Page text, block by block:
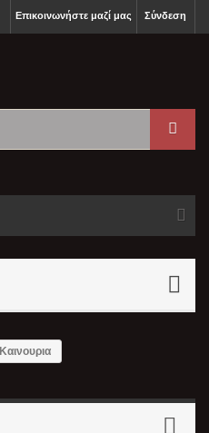
Σύνδεση
Επικοινωνήστε μαζί μας
Καινουρια